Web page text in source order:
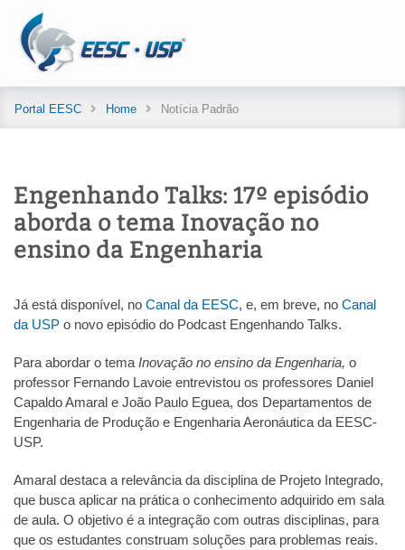
Portal EESC Home Notícia Padrão
Engenhando Talks: 17º episódio
aborda o tema Inovação no
ensino da Engenharia
Já está disponível, no Canal da EESC, e, em breve, no Canal
da USP o novo episódio do Podcast Engenhando Talks.
Para abordar o tema Inovação no ensino da Engenharia, o
professor Fernando Lavoie entrevistou os professores Daniel
Capaldo Amaral e João Paulo Eguea, dos Departamentos de
Engenharia de Produção e Engenharia Aeronáutica da EESC-
USP.
Amaral destaca a relevância da disciplina de Projeto Integrado,
que busca aplicar na prática o conhecimento adquirido em sala
de aula. O objetivo é a integração com outras disciplinas, para
que os estudantes construam soluções para problemas reais.